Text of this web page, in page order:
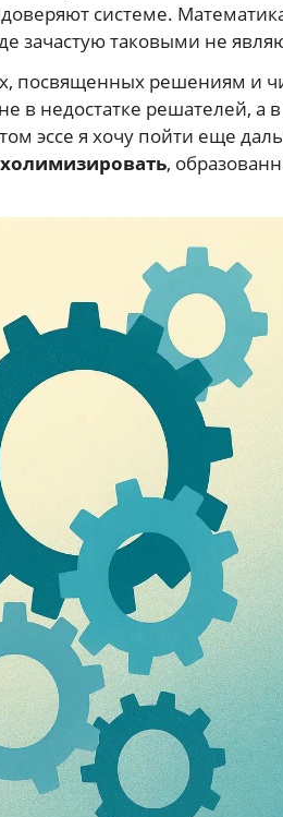
системе.
зачастую таковыми не
посвященных решениям и
в недостатке решателей, а в
эссе я хочу пойти еще
холимизировать,